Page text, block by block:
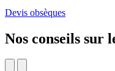
Devis obsèques
Nos conseils sur